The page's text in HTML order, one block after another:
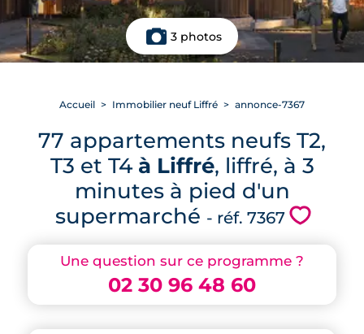
3 photos
Une question sur ce programme ?
02 30 96 48 60
Accueil Immobilier neuf Liffré annonce-7367
77 appartements neufs T2,
T3 et T4 à Liffré, liffré, à 3
minutes à pied d'un
supermarché - réf. 7367 💗